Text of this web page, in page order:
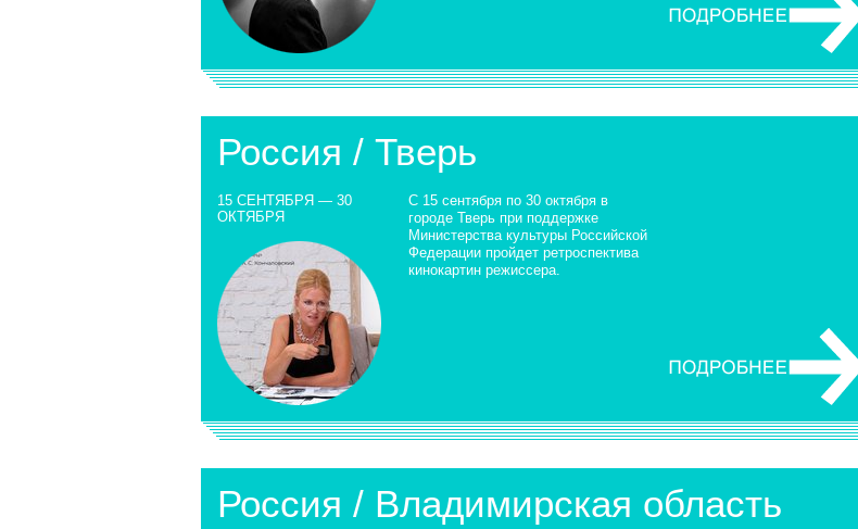
Россия / Тверь
15 СЕНТЯБРЯ — 30
ОКТЯБРЯ
С 15 сентября по 30 октября в
городе Тверь при поддержке
Министерства культуры Российской
Федерации пройдет ретроспектива
кинокартин режиссера.
Россия / Владимирская область